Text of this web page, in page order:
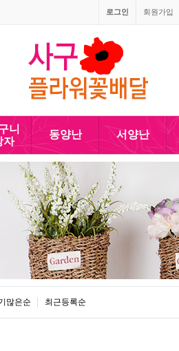
회원가입
로그인
5110-4090
니
자
동양난 서양난
많은순 최근등록순